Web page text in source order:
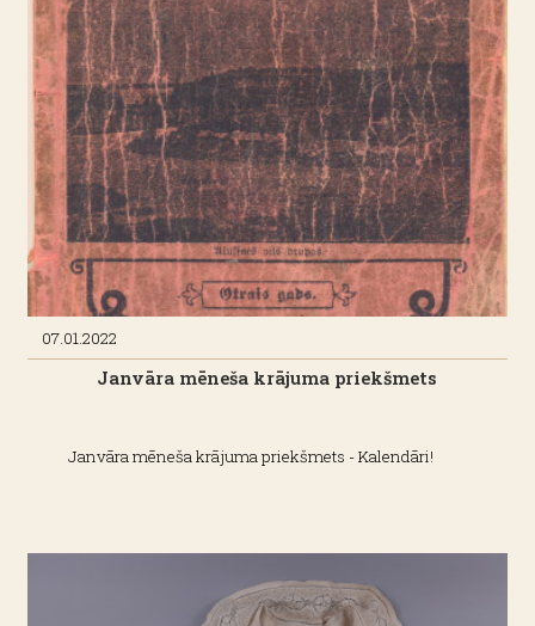
07.01.2022
Janvāra mēneša krājuma priekšmets
Janvāra mēneša krājuma priekšmets - Kalendāri!